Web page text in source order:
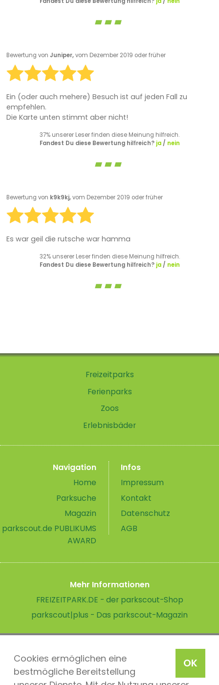
OK
Cookies ermöglichen eine
bestmögliche Bereitstellung
Bewertung von Juniper,vom Dezember 2019 oder früher
Ein (oder auch mehere) Besuch ist auf jeden Fall zu
empfehlen.
Die Karte unten stimmt aber nicht!
37% unserer Leser finden diese Meinung hilfreich.
Fandest Du diese Bewertung hilfreich? ja/ nein
Bewertung von k9k9kj,vom Dezember 2019 oder früher
Es war geil die rutsche war hamma
32% unserer Leser finden diese Meinung hilfreich.
Fandest Du diese Bewertung hilfreich? ja/ nein
Freizeitparks
Ferienparks
Zoos
Erlebnisbäder
Navigation
Home
Parksuche
Magazin
parkscout.de PUBLIKUMS
AWARD
Infos
Impressum
Kontakt
Datenschutz
AGB
Mehr Informationen
FREIZEITPARK.DE - der parkscout-Shop
parkscout|plus - Das parkscout-Magazin